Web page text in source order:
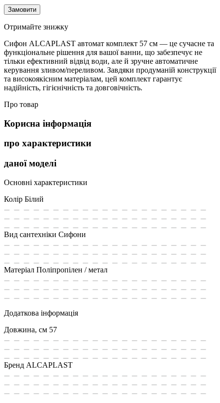
Замовити
Отримайте знижку
Сифон ALCAPLAST автомат комплект 57 см — це сучасне та
функціональне рішення для вашої ванни, що забезпечує не
тільки ефективний відвід води, але й зручне автоматичне
керування зливом/переливом. Завдяки продуманій конструкції
та високоякісним матеріалам, цей комплект гарантує
надійність, гігієнічність та довговічність.
Про товар
Корисна інформація
про характеристики
даної моделі
Основні характеристики
Колір Білий
Вид сантехніки Сифони
Матеріал Поліпропілен / метал
Додаткова інформація
Довжина, см 57
Бренд ALCAPLAST